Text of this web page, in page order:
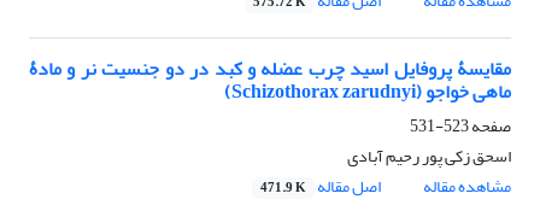
مقایسۀ پروفایل اسید چرب عضله و کبد در دو جنسیت نر و مادۀ
ماهی خواجو (Schizothorax zarudnyi)
صفحه523-531
اسحق زکی پور رحیم آبادی
مشاهده مقاله
اصل مقاله 471.9 K